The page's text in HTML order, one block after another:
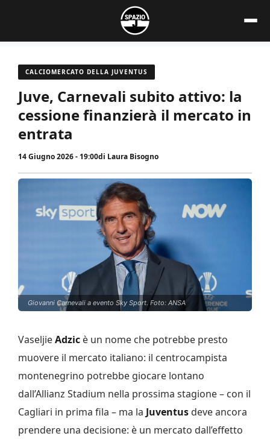
contenuto
CALCIOMERCATO DELLA JUVENTUS
Juve, Carnevali subito attivo: la
cessione finanzierà il mercato in
entrata
14 Giugno 2026 - 19:00di Laura Bisogno
Giovanni Carnevali a evento Sky Sport. Foto: ANSA
VaseljieAdzic è un nome che potrebbe presto
muovere il mercato italiano: il centrocampista
montenegrino potrebbe giocare lontano
dall’Allianz Stadium nella prossima stagione – con il
Cagliari in prima fila – ma la Juventus deve ancora
prendere una decisione: è un mercato dall’effetto